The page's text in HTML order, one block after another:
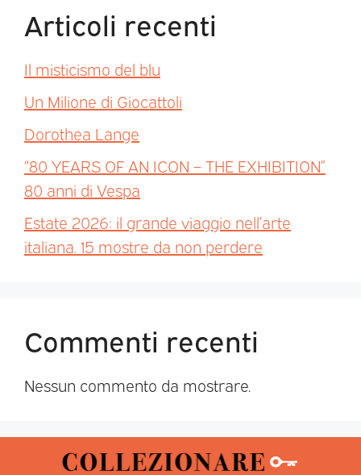
Articoli recenti
Il misticismo del blu
Un Milione di Giocattoli
Dorothea Lange
“80 YEARS OF AN ICON – THE EXHIBITION”
80 anni di Vespa
Estate 2026: il grande viaggio nell’arte
italiana. 15 mostre da non perdere
Commenti recenti
Nessun commento da mostrare.